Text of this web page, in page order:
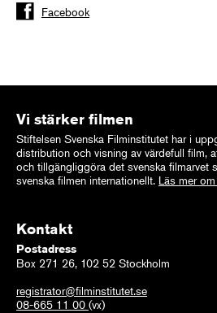
Facebook
Vi stärker filmen
Stiftelsen Svenska Filminstitutet har i
distribution och visning av värdefull film,
och tillgängliggöra det svenska filmarvet
svenska filmen internationellt. Läs mer
Kontakt
Postadress
Box 271 26, 102 52 Stockholm
registrator@filminstitutet.se
08-665 11 00 (vx)